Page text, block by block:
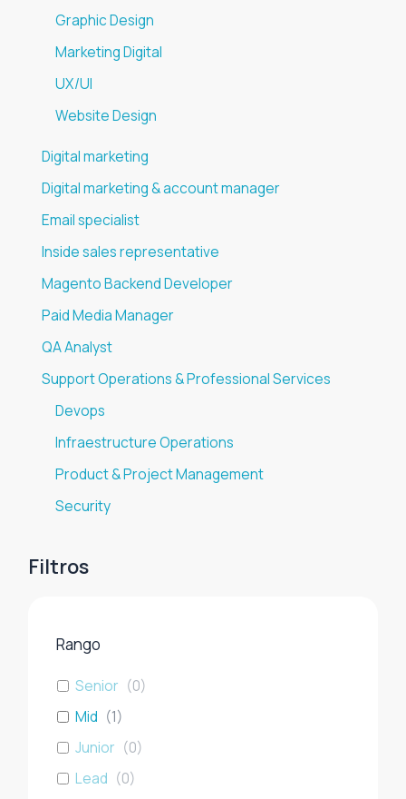
Graphic Design
Marketing Digital
UX/UI
Website Design
Digital marketing
Digital marketing & account manager
Email specialist
Inside sales representative
Magento Backend Developer
Paid Media Manager
QA Analyst
Support Operations & Professional Services
Devops
Infraestructure Operations
Product & Project Management
Security
Filtros
Rango
Senior (0)
Mid (1)
Junior (0)
Lead (0)